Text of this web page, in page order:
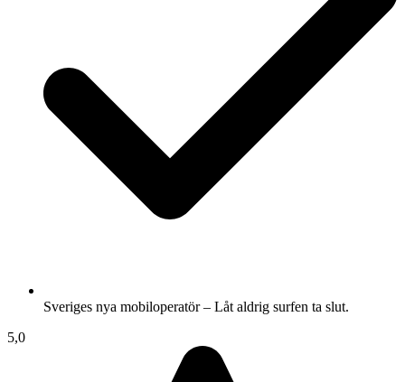
Sveriges nya mobiloperatör – Låt aldrig surfen ta slut.
5,0